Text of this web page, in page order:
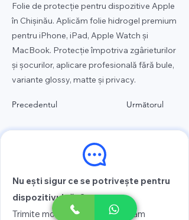
Folie de protecție pentru dispozitive Apple
în Chișinău. Aplicăm folie hidrogel premium
pentru iPhone, iPad, Apple Watch și
MacBook. Protecție împotriva zgârieturilor
și șocurilor, aplicare profesională fără bule,
variante glossy, matte și privacy.
Precedentul Următorul
Nu ești sigur ce se potrivește pentru
dispozitivul tău?
Trimite modelul și îți recomandăm